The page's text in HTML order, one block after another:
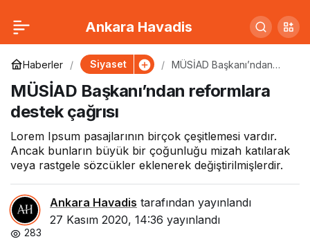
Ankara Havadis
Haberler Siyaset
MÜSİAD Başkanı’ndan
MÜSİAD Başkanı’ndan reformlara
destek çağrısı
Lorem Ipsum pasajlarının birçok çeşitlemesi vardır.
Ancak bunların büyük bir çoğunluğu mizah katılarak
veya rastgele sözcükler eklenerek değiştirilmişlerdir.
Ankara Havadis tarafından yayınlandı
27 Kasım 2020, 14:36 yayınlandı
283
CHP’den kadına şiddete
karşı proje
0 Paylaş